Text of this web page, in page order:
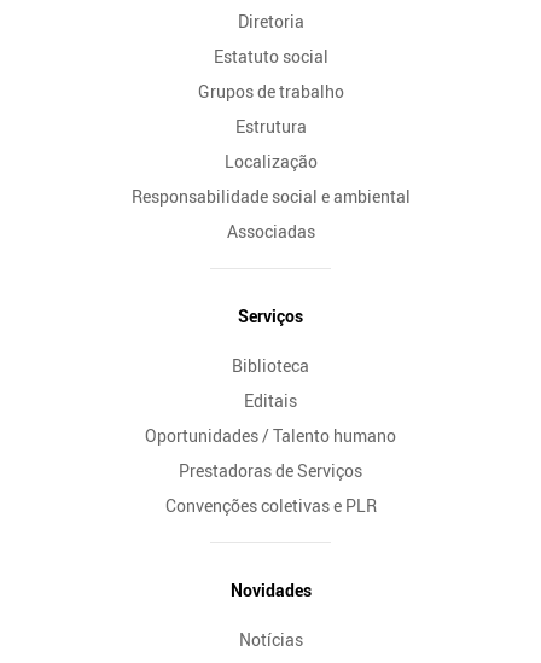
Diretoria
Estatuto social
Grupos de trabalho
Estrutura
Localização
Responsabilidade social e ambiental
Associadas
Serviços
Biblioteca
Editais
Oportunidades / Talento humano
Prestadoras de Serviços
Convenções coletivas e PLR
Novidades
Notícias